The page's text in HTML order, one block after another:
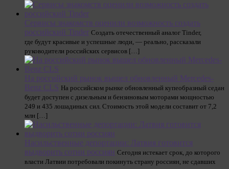
Сервисы знакомств оценили возможность создать
российский Tinder Создать отечественный аналог Tinder,
где будут красивые и успешные люди, — реально, рассказали
руководители российских сервисов […]
На российский рынок вышел обновленный Mercedes-
Benz CLS На российском рынке обновленный купеобразный седан
будет доступен с дизельным и бензиновым моторами мощностью
249 и 435 лошадиных сил. Стоимость этой модели составит от 7,2
млн […]
Насильственные депортации: Латвия готовится
выдворить сотни россиян Сегодня истекает срок, до которого
власти Латвии потребовали покинуть страну россиян, не сдавших